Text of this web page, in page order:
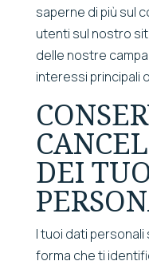
saperne di più sul
utenti sul nostro
delle nostre
interessi principali
DEI
I tuoi dati
forma che ti